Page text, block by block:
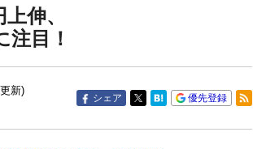
伸、
目！
新)
シェア 優先登録